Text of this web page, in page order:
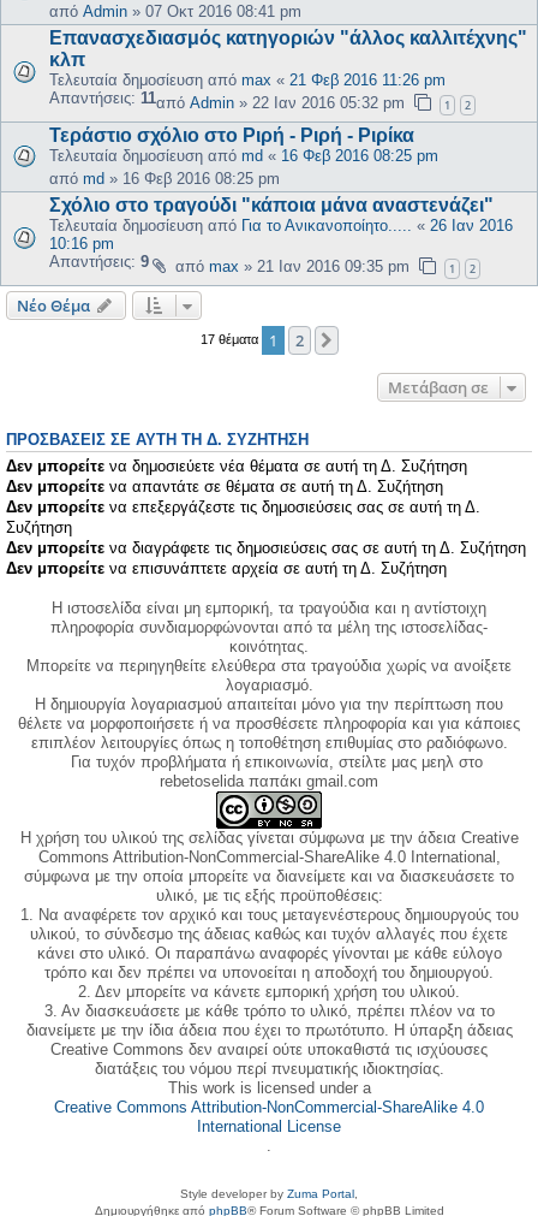
από Admin » 07 Οκτ 2016 08:41 pm
Επανασχεδιασμός κατηγοριών "άλλος καλλιτέχνης"
κλπ
Τελευταία δημοσίευση από max « 21 Φεβ 2016 11:26 pm
Απαντήσεις: 11από Admin » 22 Ιαν 2016 05:32 pm 1 2
Τεράστιο σχόλιο στο Ριρή - Ριρή - Ριρίκα
Τελευταία δημοσίευση από md « 16 Φεβ 2016 08:25 pm
από md » 16 Φεβ 2016 08:25 pm
Σχόλιο στο τραγούδι "κάποια μάνα αναστενάζει"
Τελευταία δημοσίευση από Για το Ανικανοποίητο..... « 26 Ιαν 2016
10:16 pm
Απαντήσεις: 9 από max » 21 Ιαν 2016 09:35 pm 1 2
Νέο Θέμα
17 θέματα 1 2
Μετάβαση σε
ΠΡΟΣΒΆΣΕΙΣ ΣΕ ΑΥΤΉ ΤΗ Δ. ΣΥΖΉΤΗΣΗ
Δεν μπορείτε να δημοσιεύετε νέα θέματα σε αυτή τη Δ. Συζήτηση
Δεν μπορείτε να απαντάτε σε θέματα σε αυτή τη Δ. Συζήτηση
Δεν μπορείτε να επεξεργάζεστε τις δημοσιεύσεις σας σε αυτή τη Δ.
Συζήτηση
Δεν μπορείτε να διαγράφετε τις δημοσιεύσεις σας σε αυτή τη Δ. Συζήτηση
Δεν μπορείτε να επισυνάπτετε αρχεία σε αυτή τη Δ. Συζήτηση
Η ιστοσελίδα είναι μη εμπορική, τα τραγούδια και η αντίστοιχη
πληροφορία συνδιαμορφώνονται από τα μέλη της ιστοσελίδας-
κοινότητας.
Μπορείτε να περιηγηθείτε ελεύθερα στα τραγούδια χωρίς να ανοίξετε
λογαριασμό.
Η δημιουργία λογαριασμού απαιτείται μόνο για την περίπτωση που
θέλετε να μορφοποιήσετε ή να προσθέσετε πληροφορία και για κάποιες
επιπλέον λειτουργίες όπως η τοποθέτηση επιθυμίας στο ραδιόφωνο.
Για τυχόν προβλήματα ή επικοινωνία, στείλτε μας μεηλ στο
rebetoselida παπάκι gmail.com
Η χρήση του υλικού της σελίδας γίνεται σύμφωνα με την άδεια Creative
Commons Attribution-NonCommercial-ShareAlike 4.0 International,
σύμφωνα με την οποία μπορείτε να διανείμετε και να διασκευάσετε το
υλικό, με τις εξής προϋποθέσεις:
1. Να αναφέρετε τον αρχικό και τους μεταγενέστερους δημιουργούς του
υλικού, το σύνδεσμο της άδειας καθώς και τυχόν αλλαγές που έχετε
κάνει στο υλικό. Οι παραπάνω αναφορές γίνονται με κάθε εύλογο
τρόπο και δεν πρέπει να υπονοείται η αποδοχή του δημιουργού.
2. Δεν μπορείτε να κάνετε εμπορική χρήση του υλικού.
3. Αν διασκευάσετε με κάθε τρόπο το υλικό, πρέπει πλέον να το
διανείμετε με την ίδια άδεια που έχει το πρωτότυπο. Η ύπαρξη άδειας
Creative Commons δεν αναιρεί ούτε υποκαθιστά τις ισχύουσες
διατάξεις του νόμου περί πνευματικής ιδιοκτησίας.
This work is licensed under a
Creative Commons Attribution-NonCommercial-ShareAlike 4.0
International License
Style developer by Zuma Portal ,
Δημιουργήθηκε από phpBB® Forum Software © phpBB Limited